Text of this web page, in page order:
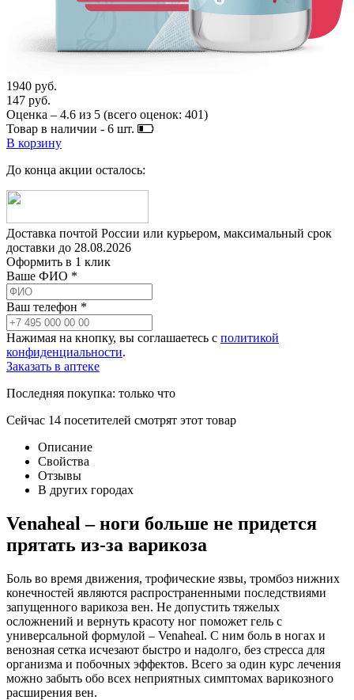
1940 руб.
147 руб.
Оценка – 4.6 из 5 (всего оценок: 401)
Товар в наличии - 6 шт.
В корзину
До конца акции осталось:
Доставка почтой России или курьером, максимальный срок
доставки до 28.08.2026
Оформить в 1 клик
Ваше ФИО *
Ваш телефон *
Нажимая на кнопку, вы соглашаетесь с политикой
конфиденциальности.
Заказать в аптеке
Последняя покупка: только что
Сейчас 14 посетителей смотрят этот товар
Описание
Свойства
Отзывы
В других городах
Venaheal – ноги больше не придется
прятать из-за варикоза
Боль во время движения, трофические язвы, тромбоз нижних
конечностей являются распространенными последствиями
запущенного варикоза вен. Не допустить тяжелых
осложнений и вернуть красоту ног поможет гель с
универсальной формулой – Venaheal. С ним боль в ногах и
венозная сетка исчезают быстро и надолго, без стресса для
организма и побочных эффектов. Всего за один курс лечения
можно забыть обо всех неприятных симптомах варикозного
расширения вен.